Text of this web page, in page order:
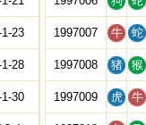
23
28
30
1997007 牛 蛇
1997008 猪 猴
1997009 虎 牛